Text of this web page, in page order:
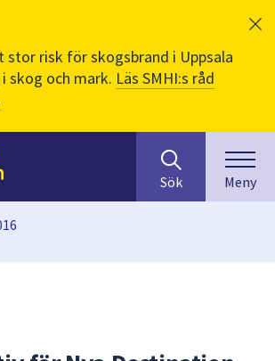
stor risk för skogsbrand i Uppsala
skog och mark. Läs SMHI:s råd
efter
innehåll
på
sökfältet
Sök Meny